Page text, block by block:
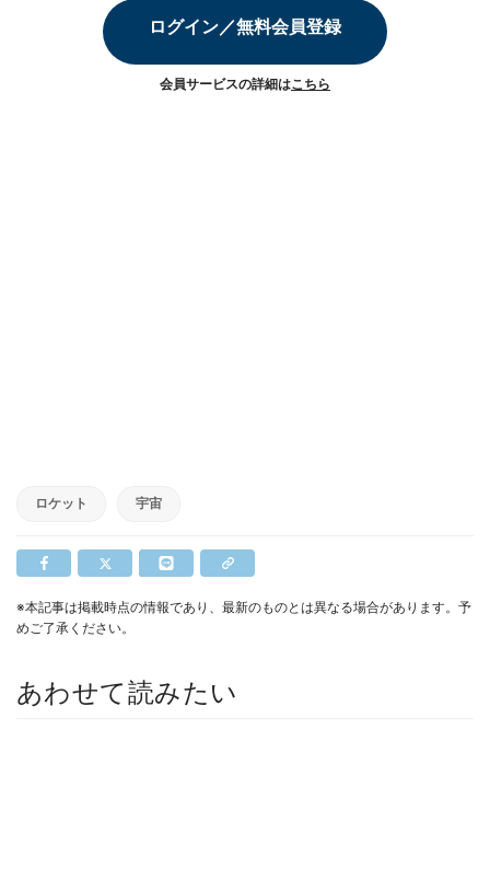
ログイン／無料会員登録
会員サービスの詳細はこちら
ロケット 宇宙
※本記事は掲載時点の情報であり、最新のものとは異なる場合があります。予
めご了承ください。
あわせて読みたい